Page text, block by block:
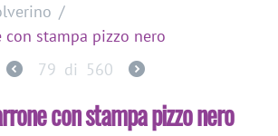
/
con stampa pizzo nero
79 di 560
con stampa pizzo nero